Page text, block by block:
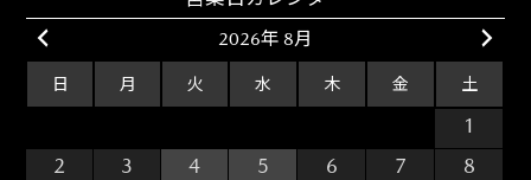
2026年 8月
日 月 火 水 木 金 土
1
2
3 4 5 6 7
8